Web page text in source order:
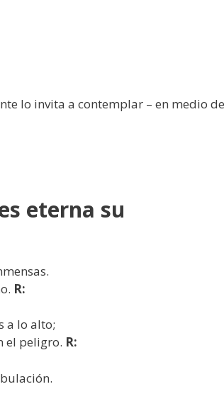
lo invita a contemplar – en medio de
eterna su
R:
a lo alto;
el peligro. R: